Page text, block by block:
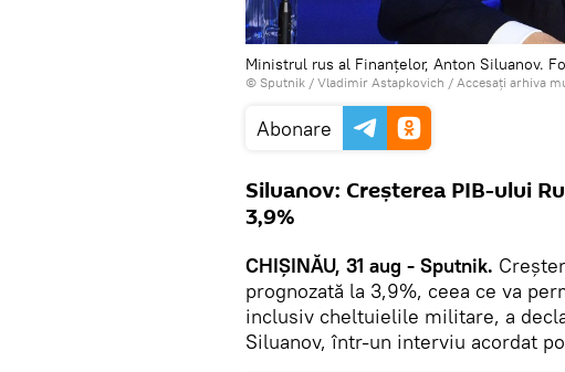
Ministrul rus al Finanțelor, Anton Siluanov.
© Sputnik / Vladimir Astapkovich / Accesați arhiva
Abonare
Siluanov: Creșterea PIB-ului
3,9%
CHIȘINĂU, 31 aug - Sputnik.
prognozată la 3,9%, ceea ce va
inclusiv cheltuielile militare, a
Siluanov, într-un interviu acordat